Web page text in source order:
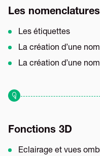
Les nomenclatures
Les étiquettes
La création d’une
La création d’une
Fonctions 3D
Eclairage et vues